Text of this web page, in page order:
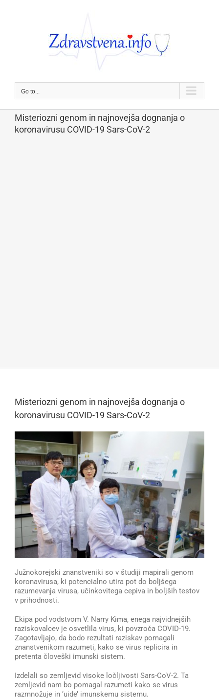
Go to...
Misteriozni genom in najnovejša dognanja o
koronavirusu COVID-19 Sars-CoV-2
Misteriozni genom in najnovejša dognanja o
koronavirusu COVID-19 Sars-CoV-2
Južnokorejski znanstveniki so v študiji mapirali genom
koronavirusa, ki potencialno utira pot do boljšega
razumevanja virusa, učinkovitega cepiva in boljših testov
v prihodnosti.
Ekipa pod vodstvom V. Narry Kima, enega najvidnejših
raziskovalcev je osvetlila virus, ki povzroča COVID-19.
Zagotavljajo, da bodo rezultati raziskav pomagali
znanstvenikom razumeti, kako se virus replicira in
pretenta človeški imunski sistem.
Izdelali so zemljevid visoke ločljivosti Sars-CoV-2. Ta
zemljevid nam bo pomagal razumeti kako se virus
razmnožuje in ‘uide’ imunskemu sistemu.